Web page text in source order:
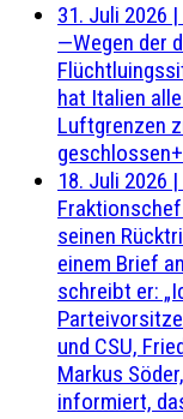
31. Juli 2026 |
—Wegen der
hat Italien
Luftgrenzen
18. Juli 2026 |
seinen
einem Brief
schreibt er:
und CSU,
Markus
informiert,